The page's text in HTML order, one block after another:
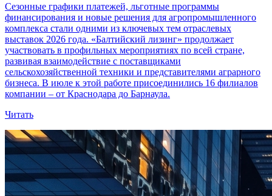
Сезонные графики платежей, льготные программы
финансирования и новые решения для агропромышленного
комплекса стали одними из ключевых тем отраслевых
выставок 2026 года. «Балтийский лизинг» продолжает
участвовать в профильных мероприятиях по всей стране,
развивая взаимодействие с поставщиками
сельскохозяйственной техники и представителями аграрного
бизнеса. В июле к этой работе присоединились 16 филиалов
компании – от Краснодара до Барнаула.
Читать